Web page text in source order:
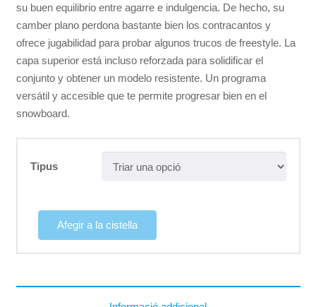
su buen equilibrio entre agarre e indulgencia. De hecho, su
camber plano perdona bastante bien los contracantos y
ofrece jugabilidad para probar algunos trucos de freestyle. La
capa superior está incluso reforzada para solidificar el
conjunto y obtener un modelo resistente. Un programa
versátil y accesible que te permite progresar bien en el
snowboard.
Tipus
Afegir a la cistella